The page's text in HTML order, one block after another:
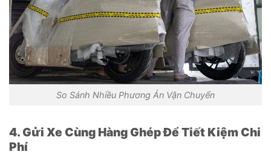
So Sánh Nhiều Phương Án Vận Chuyển
4. Gửi Xe Cùng Hàng Ghép Để Tiết Kiệm Chi
Phí